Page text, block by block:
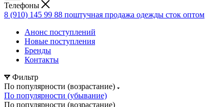
Телефоны
8 (910) 145 99 88 поштучная продажа одежды сток оптом
Анонс поступлений
Новые поступления
Бренды
Контакты
Фильтр
По популярности (возрастание)
По популярности (убывание)
По популярности (возрастание)